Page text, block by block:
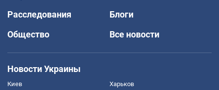
Расследования
Блоги
Общество
Все новости
Новости Украины
Киев Харьков